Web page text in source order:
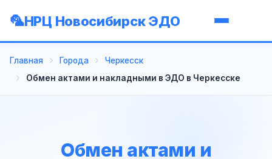
НРЦ Новосибирск ЭДО
Главная Города
Черкесск
Обмен актами и накладными в ЭДО в Черкесске
Обмен актами и